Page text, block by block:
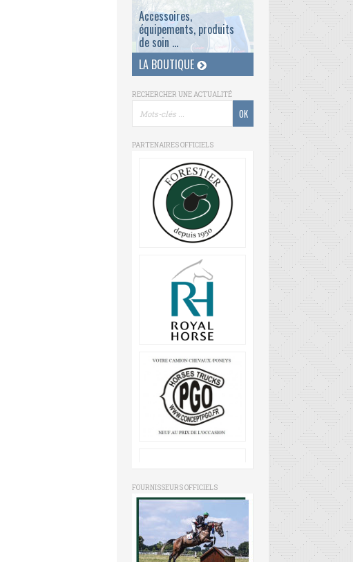
Accessoires,
équipements, produits
de soin ...
LA BOUTIQUE
RECHERCHER UNE ACTUALITÉ
PARTENAIRES OFFICIELS
FOURNISSEURS OFFICIELS